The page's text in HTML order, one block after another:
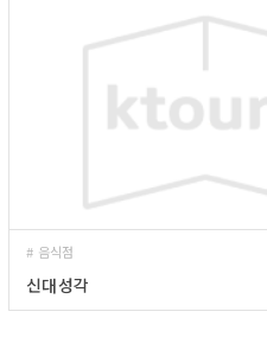
# 음식점
신대성각